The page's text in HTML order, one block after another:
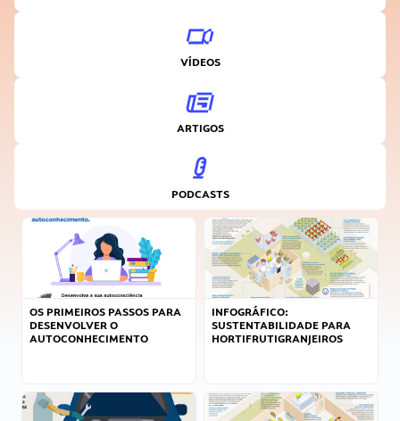
VÍDEOS
ARTIGOS
PODCASTS
OS PRIMEIROS PASSOS PARA
DESENVOLVER O
AUTOCONHECIMENTO
INFOGRÁFICO:
SUSTENTABILIDADE PARA
HORTIFRUTIGRANJEIROS